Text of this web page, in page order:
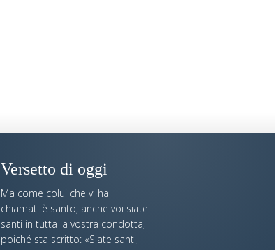
Versetto di oggi
Ma come colui che vi ha
chiamati è santo, anche voi siate
santi in tutta la vostra condotta,
poiché sta scritto: «Siate santi,